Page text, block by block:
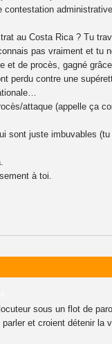
contestation
au Costa Rica ? Tu
pas vraiment et
et de procès, gagné
perdu contre une
attaque (appelle ça
sont juste imbuvables
à toi.
sous un flot de
et croient détenir